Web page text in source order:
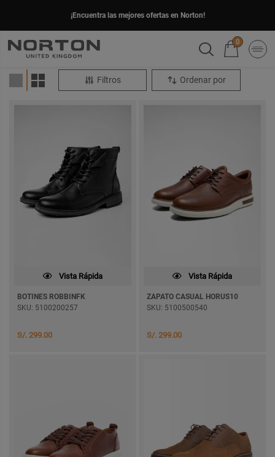
¡Encuentra las mejores ofertas en Norton!
0
Filtros Ordenar por
Vista Rápida
BOTINES ROBBINFK
SKU: 5100200257
S/. 299.00
Vista Rápida
ZAPATO CASUAL HORUS10
SKU: 5100500540
S/. 299.00